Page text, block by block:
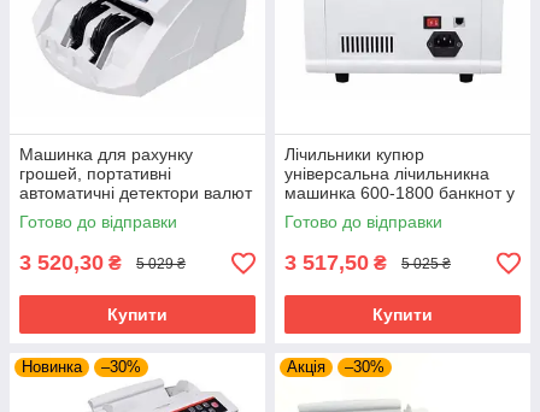
Машинка для рахунку
грошей, портативні
автоматичні детектори валют
для перерахунку наявності в
UAH, USD, EUR
Готово до відправки
3 520,30 ₴ 5 029 ₴
Купити
Лічильники купюр
універсальна лічильникна
машинка 600-1800 банкнот у
хвилин, ультрафіолетовий
детектор валют ukc
Готово до відправки
3 517,50 ₴ 5 025 ₴
Купити
Новинка –30% Акція –30%